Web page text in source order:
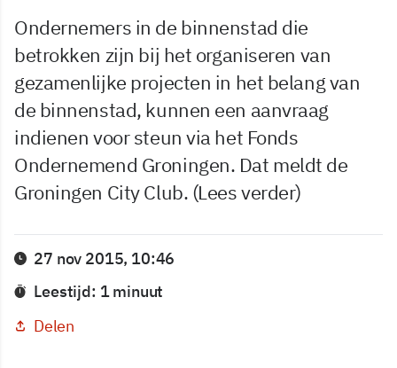
Ondernemers in de binnenstad die
betrokken zijn bij het organiseren van
gezamenlijke projecten in het belang van
de binnenstad, kunnen een aanvraag
indienen voor steun via het Fonds
Ondernemend Groningen. Dat meldt de
Groningen City Club. (Lees verder)
27 nov 2015, 10:46
Leestijd: 1 minuut
Delen